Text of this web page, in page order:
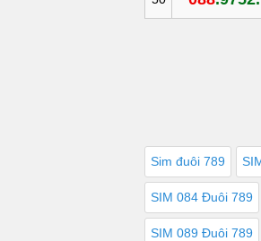
Sim đuôi 789
SIM 084 Đuôi 789
SIM 089 Đuôi 789